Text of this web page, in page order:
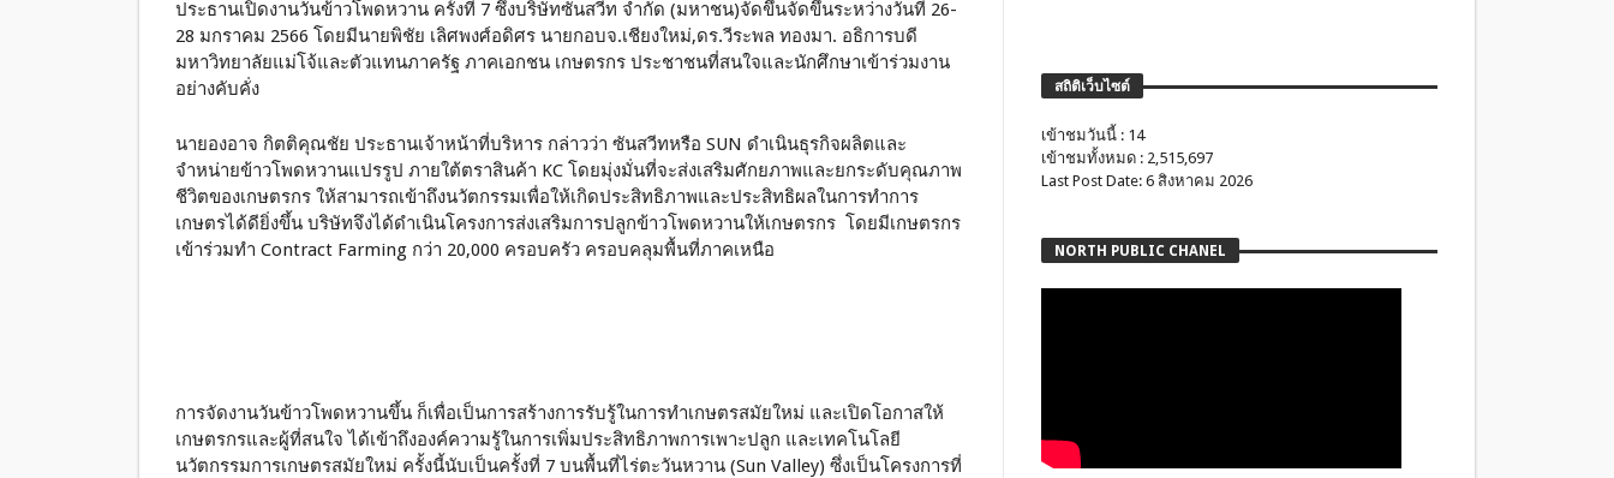
ประธานเปิดงานวันข้าวโพดหวาน ครั้งที่ 7 ซึ่งบริษัทซันสวีท จำกัด (มหาชน)จัดขึ้นจัดขึ้นระหว่างวันที่ 26-
28 มกราคม 2566 โดยมีนายพิชัย เลิศพงศ์อดิศร นายกอบจ.เชียงใหม่,ดร.วีระพล ทองมา. อธิการบดี
มหาวิทยาลัยแม่โจ้และตัวแทนภาครัฐ ภาคเอกชน เกษตรกร ประชาชนที่สนใจและนักศึกษาเข้าร่วมงาน
อย่างคับคั่ง
นายองอาจ กิตติคุณชัย ประธานเจ้าหน้าที่บริหาร กล่าวว่า ซันสวีทหรือ SUN ดำเนินธุรกิจผลิตและ
จำหน่ายข้าวโพดหวานแปรรูป ภายใต้ตราสินค้า KC โดยมุ่งมั่นที่จะส่งเสริมศักยภาพและยกระดับคุณภาพ
ชีวิตของเกษตรกร ให้สามารถเข้าถึงนวัตกรรมเพื่อให้เกิดประสิทธิภาพและประสิทธิผลในการทำการ
เกษตรได้ดียิ่งขึ้น บริษัทจึงได้ดำเนินโครงการส่งเสริมการปลูกข้าวโพดหวานให้เกษตรกร โดยมีเกษตรกร
เข้าร่วมทำ Contract Farming กว่า 20,000 ครอบครัว ครอบคลุมพื้นที่ภาคเหนือ
การจัดงานวันข้าวโพดหวานขึ้น ก็เพื่อเป็นการสร้างการรับรู้ในการทำเกษตรสมัยใหม่ และเปิดโอกาสให้
เกษตรกรและผู้ที่สนใจ ได้เข้าถึงองค์ความรู้ในการเพิ่มประสิทธิภาพการเพาะปลูก และเทคโนโลยี
นวัตกรรมการเกษตรสมัยใหม่ ครั้งนี้นับเป็นครั้งที่ 7 บนพื้นที่ไร่ตะวันหวาน (Sun Valley) ซึ่งเป็นโครงการที่
สถิติเว็บไซต์
เข้าชมวันนี้ : 14
เข้าชมทั้งหมด : 2,515,697
Last Post Date: 6 สิงหาคม 2026
NORTH PUBLIC CHANEL